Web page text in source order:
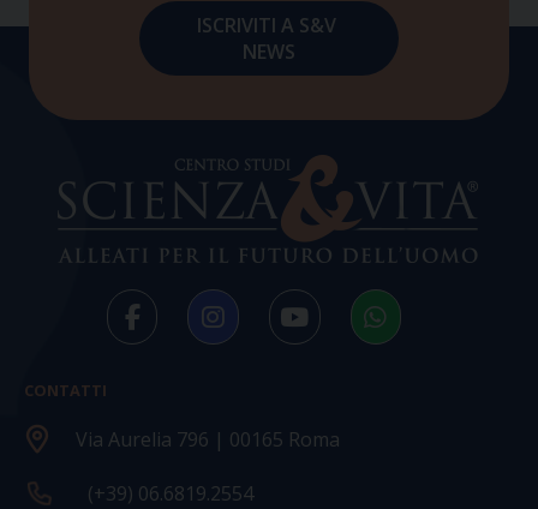
CONTATTI
Via Aurelia 796 | 00165 Roma
(+39) 06.6819.2554